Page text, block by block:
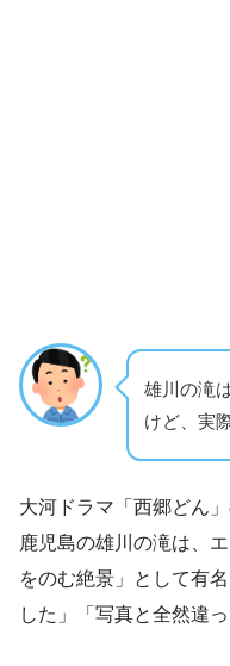
雄川の滝
けど、実
大河ドラマ「西郷どん
鹿児島の雄川の滝は、
をのむ絶景」として有
した」「写真と全然違